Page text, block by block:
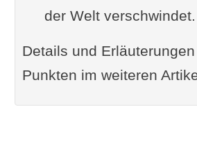
Von der
Warum Bija -
der Welt verschwindet.
Details und
Punkten im weiteren